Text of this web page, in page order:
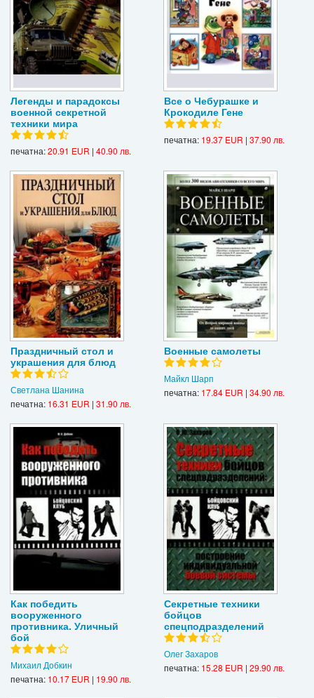
Легенды и парадоксы
военной секретной
техники мира
печатна:20.91 EUR | 40.90 лв.
Все о Чебурашке и
Крокодиле Гене
печатна: 19.37 EUR | 37.90 лв.
Праздничный стол и
украшения для блюд
Светлана Шанина
печатна: 16.31 EUR | 31.90 лв.
Военные самолеты
Майкл Шарп
печатна: 17.84 EUR | 34.90 лв.
Как победить
вооруженного
противника. Уличный
бой
Михаил Добкин
печатна: 10.17 EUR | 19.90 лв.
Секретные техники
бойцов
спецподразделений
Олег Захаров
печатна: 15.28 EUR | 29.90 лв.